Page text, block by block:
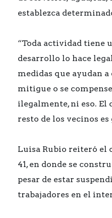
establezca
“Toda actividad tiene
desarrollo lo hace
medidas que ayudan
mitigue o se
ilegalmente, ni eso. El
resto de los vecinos es
Luisa Rubio reiteró el
41, en donde se
pesar de estar
trabajadores en el